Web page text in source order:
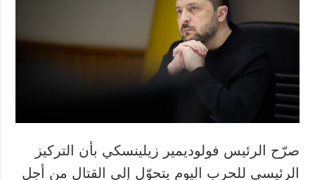
صرّح الرئيس فولوديمير زيلينسكي بأن التركيز
الرئيسي للحرب اليوم يتحوّل إلى القتال من أجل